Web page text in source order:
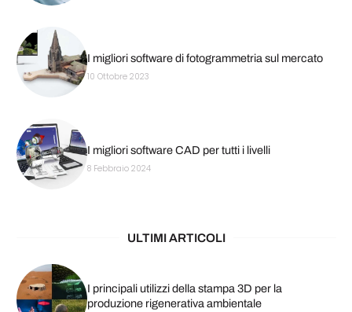
I migliori software di fotogrammetria sul mercato
10 Ottobre 2023
I migliori software CAD per tutti i livelli
8 Febbraio 2024
ULTIMI ARTICOLI
I principali utilizzi della stampa 3D per la
produzione rigenerativa ambientale